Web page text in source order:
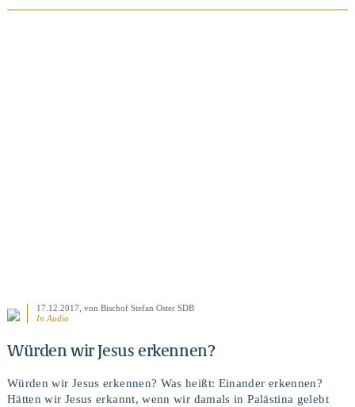
17.12.2017 , von Bischof Stefan Oster SDB
In Audio
Würden wir Jesus erkennen?
Würden wir Jesus erkennen? Was heißt: Einander erkennen?
Hätten wir Jesus erkannt, wenn wir damals in Palästina gelebt